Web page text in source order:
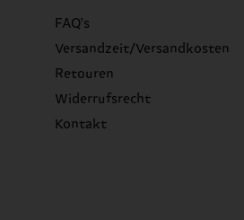
FAQ's
Versandzeit/Versandkosten
Retouren
Widerrufsrecht
Kontakt